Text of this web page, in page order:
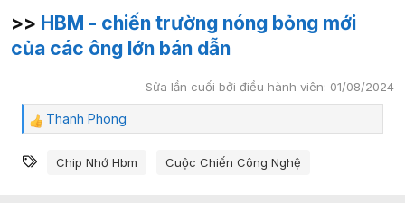
>> HBM - chiến trường nóng bỏng mới
của các ông lớn bán dẫn
Sửa lần cuối bởi điều hành viên: 01/08/2024
C
m
Thanh Phong
Từ khóa
Chip Nhớ Hbm Cuộc Chiến Công Nghệ